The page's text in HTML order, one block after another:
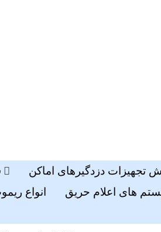
تجهیزات دزدگیرهای اماکن
انواع های اعلام حریق